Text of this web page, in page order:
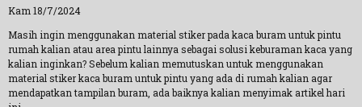
Kam 18/7/2024
Masih ingin menggunakan material stiker pada kaca buram untuk pintu
rumah kalian atau area pintu lainnya sebagai solusi keburaman kaca yang
kalian inginkan? Sebelum kalian memutuskan untuk menggunakan
material stiker kaca buram untuk pintu yang ada di rumah kalian agar
mendapatkan tampilan buram, ada baiknya kalian menyimak artikel hari